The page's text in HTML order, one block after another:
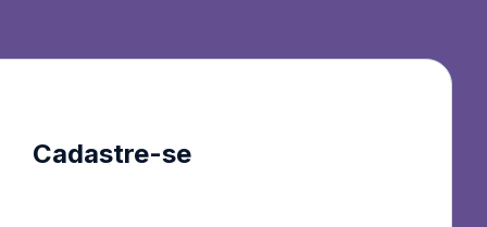
Cadastre-se